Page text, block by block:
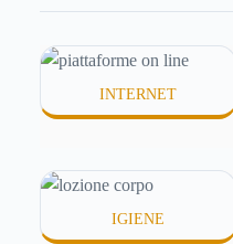
o difficili da assorbire.
INTERNET
IGIENE